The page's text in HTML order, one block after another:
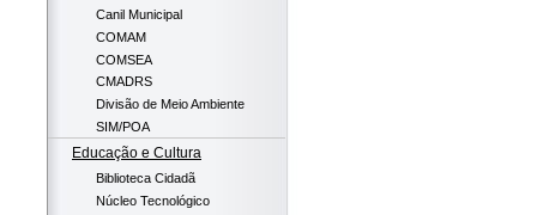
Canil Municipal
COMAM
COMSEA
CMADRS
Divisão de Meio Ambiente
SIM/POA
Educação e Cultura
Biblioteca Cidadã
Núcleo Tecnológico